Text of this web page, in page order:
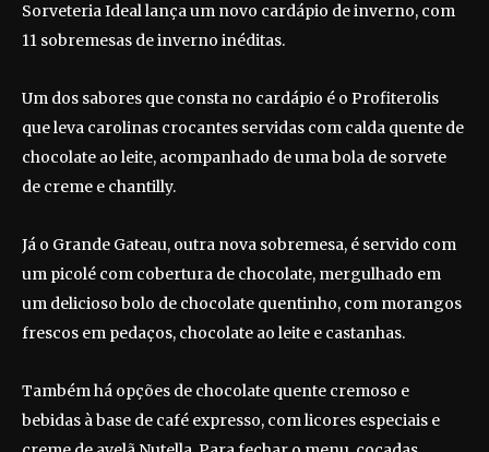
Sorveteria Ideal lança um novo cardápio de inverno, com
11 sobremesas de inverno inéditas.
Um dos sabores que consta no cardápio é o Profiterolis
que leva carolinas crocantes servidas com calda quente de
chocolate ao leite, acompanhado de uma bola de sorvete
de creme e chantilly.
Já o Grande Gateau, outra nova sobremesa, é servido com
um picolé com cobertura de chocolate, mergulhado em
um delicioso bolo de chocolate quentinho, com morangos
frescos em pedaços, chocolate ao leite e castanhas.
Também há opções de chocolate quente cremoso e
bebidas à base de café expresso, com licores especiais e